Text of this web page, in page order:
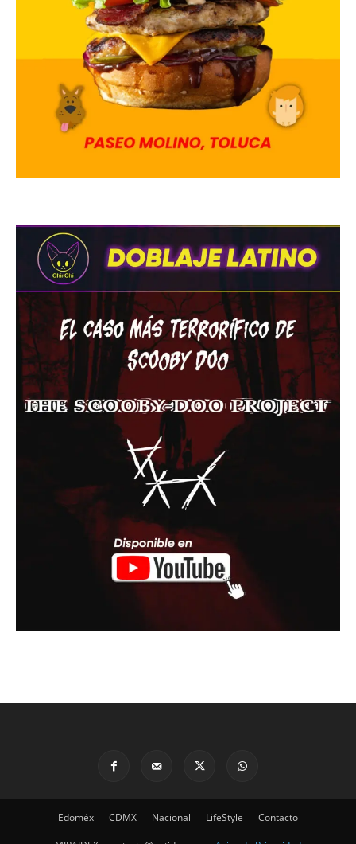
Edoméx CDMX Nacional LifeStyle Contacto